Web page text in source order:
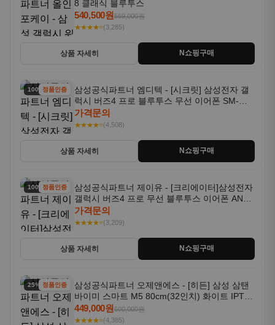
8 클래식 블루투스
540,500원569,000원
★★★★⭐(3,285)
상품 자세히 N쇼핑구매
100% 할인
정품인증
삼성공식파트너 엠디텍 - [시크릿] 삼성전자 갤
럭시 버즈4 프로 블루투스 무선 이어폰 SM-
R640N
가격문의
★★★★⭐(4,508)
상품 자세히 N쇼핑구매
100% 할인
정품인증
삼성공식파트너 제이유 - [크리에이터]삼성전자
갤럭시 버즈4 프로 무선 블루투스 이어폰 ANC
SM-R640N
가격문의
★★★★⭐(3,209)
상품 자세히 N쇼핑구매
25% 할인정품인증
삼성공식파트너 오제앤에스 - [히든] 삼성 삼탠
바이미 스마트 M5 80cm(32인치) 화이트 IPTV
OTT 패키지
449,000원600,000원
★★★★⭐(4,385)